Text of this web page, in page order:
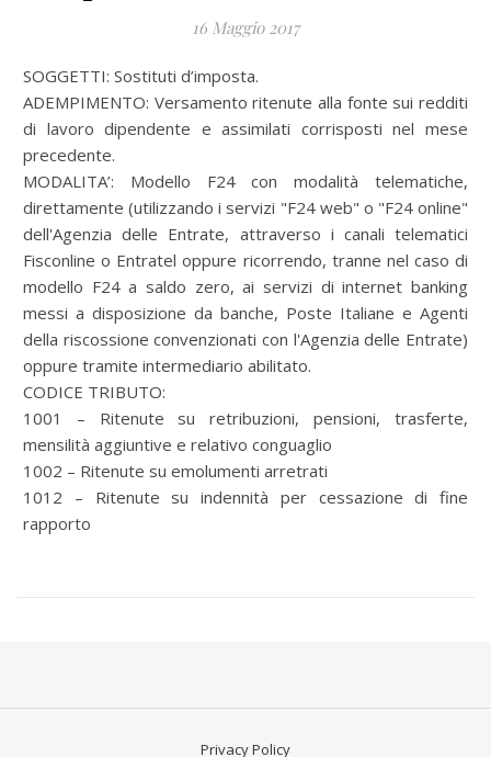
16 Maggio 2017
SOGGETTI: Sostituti d’imposta.
ADEMPIMENTO: Versamento ritenute alla fonte sui redditi
di lavoro dipendente e assimilati corrisposti nel mese
precedente.
MODALITA’: Modello F24 con modalità telematiche,
direttamente (utilizzando i servizi "F24 web" o "F24 online"
dell'Agenzia delle Entrate, attraverso i canali telematici
Fisconline o Entratel oppure ricorrendo, tranne nel caso di
modello F24 a saldo zero, ai servizi di internet banking
messi a disposizione da banche, Poste Italiane e Agenti
della riscossione convenzionati con l'Agenzia delle Entrate)
oppure tramite intermediario abilitato.
CODICE TRIBUTO:
1001 – Ritenute su retribuzioni, pensioni, trasferte,
mensilità aggiuntive e relativo conguaglio
1002 – Ritenute su emolumenti arretrati
1012 – Ritenute su indennità per cessazione di fine
rapporto
Privacy Policy